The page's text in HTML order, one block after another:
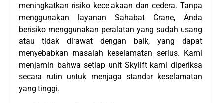
meningkatkan risiko kecelakaan dan cedera. Tanpa
menggunakan layanan Sahabat Crane, Anda
berisiko menggunakan peralatan yang sudah usang
atau tidak dirawat dengan baik, yang dapat
menyebabkan masalah keselamatan serius. Kami
menjamin bahwa setiap unit Skylift kami diperiksa
secara rutin untuk menjaga standar keselamatan
yang tinggi.